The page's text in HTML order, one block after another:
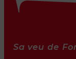
Sa veu de